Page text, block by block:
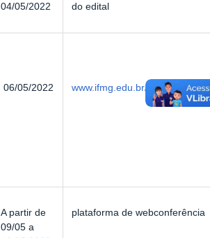
04/05/2022 do edital
06/05/2022 www.ifmg.edu.br/
A partir de
09/05 a
plataforma de webconferência